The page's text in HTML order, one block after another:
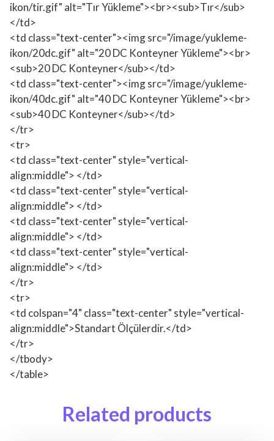
ikon/tir.gif" alt="Tır Yükleme"><br><sub>Tır</sub>
</td>
<td class="text-center"><img src="/image/yukleme-
ikon/20dc.gif" alt="20 DC Konteyner Yükleme"><br>
<sub>20 DC Konteyner</sub></td>
<td class="text-center"><img src="/image/yukleme-
ikon/40dc.gif" alt="40 DC Konteyner Yükleme"><br>
<sub>40 DC Konteyner</sub></td>
</tr>
<tr>
<td class="text-center" style="vertical-
align:middle"> </td>
<td class="text-center" style="vertical-
align:middle"> </td>
<td class="text-center" style="vertical-
align:middle"> </td>
<td class="text-center" style="vertical-
align:middle"> </td>
</tr>
<tr>
<td colspan="4" class="text-center" style="vertical-
align:middle">Standart Ölçülerdir.</td>
</tr>
</tbody>
</table>
Related products